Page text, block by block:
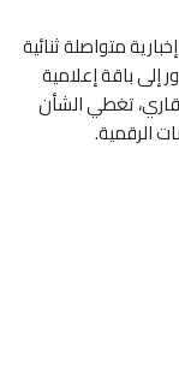
تأسست سنة 2006 كقناة إخبارية متواصلة ثنائية
إلى باقة إعلامية
تغطي الشأن
الرقمية.